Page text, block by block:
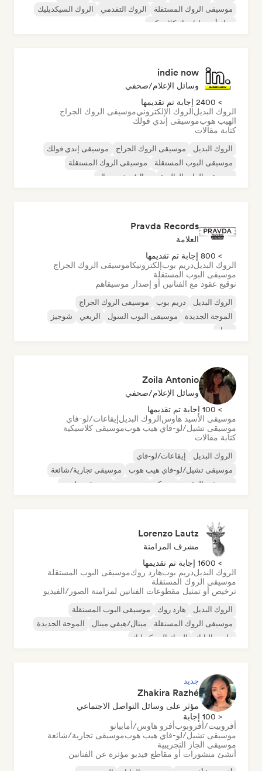
موسيقى الروك المستقلة
الروك التقدمي
الروك السيكديليك
روك أند رول/روك كلاسيكي
indie now
وسائل الإعلام/صحفي
> 2400 إجابة تم تقديمها
الروك البديلالروك الإلكترونيموسيقى الروك الجراج
الهيب هوبموسيقى إندي فولك
كتابة مقالات
الروك البديل موسيقى الروك الجراج
موسيقى إندي فولك
موسيقى البوب المستقلة
موسيقى الروك المستقلة
موسيقى الراب العالمية
ميتال/هيفي ميتال
Pravda Records
العلامة
> 800 إجابة تم تقديمها
الروك البديلدريم بوبإلكترونيكاموسيقى الروك الجراج
موسيقى البوب المستقلة
توقيع عقود مع الفنانين أو إصدار موسيقاهم
الروك البديل دريم بوب
موسيقى الروك الجراج
الموجة الجديدة
موسيقى البوب السول الريغي
شوجيز
سول
Zoila Antonio
وسائل الإعلام/صحفي
> 100 إجابة تم تقديمها
موسيقى الأسيد هاوسالروك البديلإيقاعات/لو-فاي
موسيقى تشيل/لو-فاي هيب هوبموسيقى كلاسيكية
كتابة مقالات
الروك البديل
إيقاعات/لو-فاي
موسيقى تشيل/لو-فاي هيب هوب
موسيقى تجارية/شائعة
موسيقى الرقص
ديسكو موسيقى هاوس
Lorenzo Lautz
مشرف المزامنة
> 1600 إجابة تم تقديمها
الروك البديلدريم بوبهارد روكموسيقى البوب المستقلة
موسيقى الروك المستقلة
ترخيص أو تمثيل مقطوعات الفنانين لمزامنة الصور/الفيديو
الروك البديل هارد روك
موسيقى البوب المستقلة
موسيقى الروك المستقلة
ميتال/هيفي ميتال
الموجة الجديدة
ما بعد البانك
الروك السيكديليك
جديد
Zhakira Razhé
مؤثر على وسائل التواصل الاجتماعي
< 100 إجابة
أفروبيت/أفروبوبأفرو هاوس/أمابيانو
موسيقى تشيل/لو-فاي هيب هوبموسيقى تجارية/شائعة
موسيقى الجاز التجريبية
أنشئ منشورات أو مقاطع فيديو مؤثرة عن الفنانين